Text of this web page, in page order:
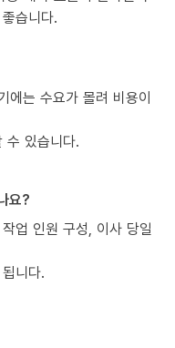
습니다.
에는 수요가 몰려 비용이
수 있습니다.
요?
업 인원 구성, 이사 당일
니다.